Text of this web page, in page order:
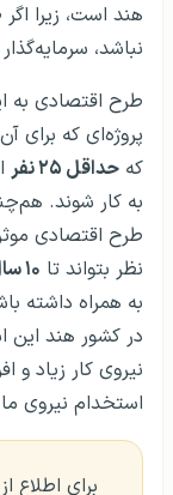
هند است، زیرا
نباشد،
طرح اقتصادی به
پروژه‌ای که برای
که حداقل ۲۵ نفر
به کار شوند.
طرح اقتصادی
نظر بتواند تا ۱۰ سال
به همراه داشته
در کشور هند این
نیروی کار زیاد و
استخدام نیروی
برای اطلاع